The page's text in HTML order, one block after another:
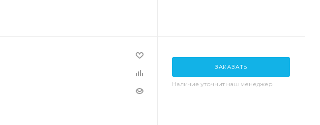
ЗАКАЗАТЬ
Наличие уточнит наш менеджер